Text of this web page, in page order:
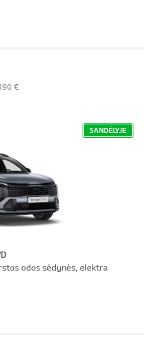
€
SANDĖLYJE
odos sėdynės, elektra